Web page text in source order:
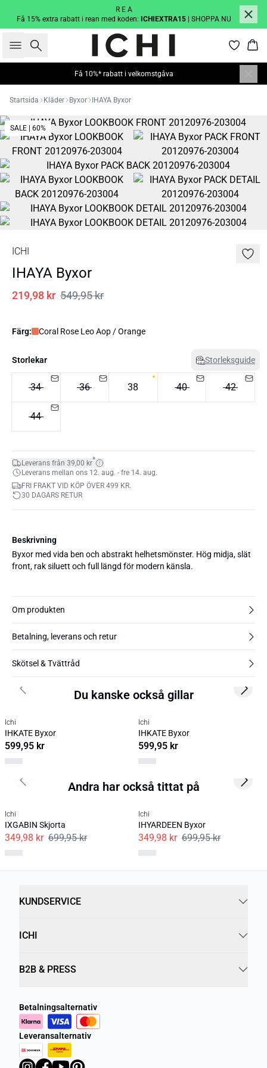
R E A
Få 15% extra rabatt i rean med koden: ICHIEXTRA15 | SHOPPA NU
Sök
Få 10%* rabatt i velkomstgåva
Startsida Kläder Byxor IHAYA Byxor
SALE | 60%
ICHI
IHAYA Byxor
219,98 kr 549,95 kr
Färg: Coral Rose Leo Aop / Orange
Storlekar Storleksguide
34 36 38 40 42
44
Leverans från 39,00 kr*
Leverans mellan ons 12. aug. - fre 14. aug.
FRI FRAKT VID KÖP ÖVER 499 KR.
30 DAGARS RETUR
Beskrivning
Byxor med vida ben och abstrakt helhetsmönster. Hög midja, slät
front, rak siluett och full längd för modern känsla.
Om produkten
Betalning, leverans och retur
Skötsel & Tvättråd
Du kanske också gillar
Ichi
IHKATE Byxor
599,95 kr
Ichi
IHKATE Byxor
599,95 kr
Previous slide Next
Andra har också tittat på
Ichi
IXGABIN Skjorta
349,98 kr 699,95 kr
Ichi
IHYARDEEN Byxor
349,98 kr 699,95 kr
Previous slide Next
KUNDSERVICE
ICHI
B2B & PRESS
Betalningsalternativ
Leveransalternativ